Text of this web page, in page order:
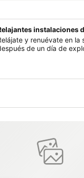
instalaciones
y renuévate en
de un día de